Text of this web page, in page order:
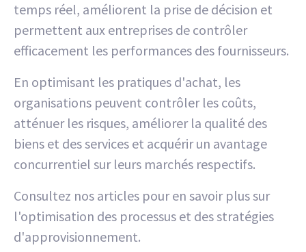
temps réel, améliorent la prise de décision et
permettent aux entreprises de contrôler
efficacement les performances des fournisseurs.
En optimisant les pratiques d'achat, les
organisations peuvent contrôler les coûts,
atténuer les risques, améliorer la qualité des
biens et des services et acquérir un avantage
concurrentiel sur leurs marchés respectifs.
Consultez nos articles pour en savoir plus sur
l'optimisation des processus et des stratégies
d'approvisionnement.